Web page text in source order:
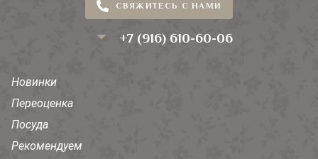
СВЯЖИТЕСЬ С НАМИ
+7 (916) 610-60-06
Новинки
Переоценка
Посуда
Рекомендуем